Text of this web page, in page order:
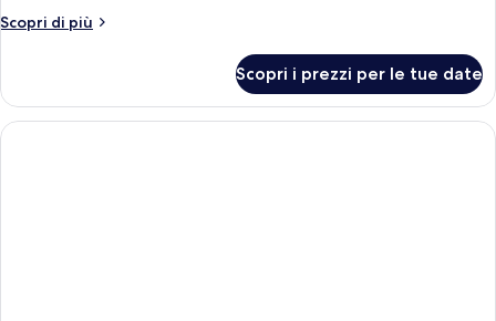
Private
Scopri di più
Altri
Club
Junior
Suite
Scopri i prezzi per le tue date